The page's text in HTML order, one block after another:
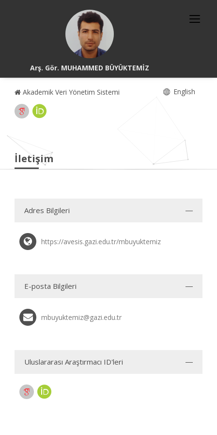
Arş. Gör. MUHAMMED BÜYÜKTEMİZ
Akademik Veri Yönetim Sistemi English
İletişim
Adres Bilgileri
https://avesis.gazi.edu.tr/mbuyuktemiz
E-posta Bilgileri
mbuyuktemiz@gazi.edu.tr
Uluslararası Araştırmacı ID'leri